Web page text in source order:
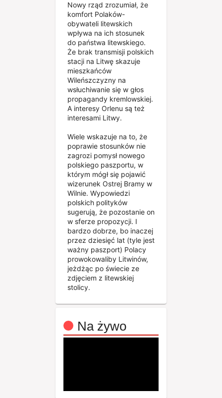
Nowy rząd zrozumiał, że
komfort Polaków-
obywateli litewskich
wpływa na ich stosunek
do państwa litewskiego.
Że brak transmisji polskich
stacji na Litwę skazuje
mieszkańców
Wileńszczyzny na
wsłuchiwanie się w głos
propagandy kremlowskiej.
A interesy Orlenu są też
interesami Litwy.
Wiele wskazuje na to, że
poprawie stosunków nie
zagrozi pomysł nowego
polskiego paszportu, w
którym mógł się pojawić
wizerunek Ostrej Bramy w
Wilnie. Wypowiedzi
polskich polityków
sugerują, że pozostanie on
w sferze propozycji. I
bardzo dobrze, bo inaczej
przez dziesięć lat (tyle jest
ważny paszport) Polacy
prowokowaliby Litwinów,
jeżdżąc po świecie ze
zdjęciem z litewskiej
stolicy.
Na żywo